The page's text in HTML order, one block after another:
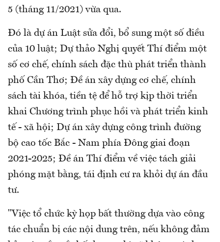
5 (tháng 11/2021) vừa qua.
Đó là dự án Luật sửa đổi, bổ sung một số điều
của 10 luật; Dự thảo Nghị quyết Thí điểm một
số cơ chế, chính sách đặc thù phát triển thành
phố Cần Thơ; Đề án xây dựng cơ chế, chính
sách tài khóa, tiền tệ để hỗ trợ kịp thời triển
khai Chương trình phục hồi và phát triển kinh
tế - xã hội; Dự án xây dựng công trình đường
bộ cao tốc Bắc - Nam phía Đông giai đoạn
2021-2025; Đề án Thí điểm về việc tách giải
phóng mặt bằng, tái định cư ra khỏi dự án đầu
tư.
"Việc tổ chức kỳ họp bất thường dựa vào công
tác chuẩn bị các nội dung trên, nếu không đảm